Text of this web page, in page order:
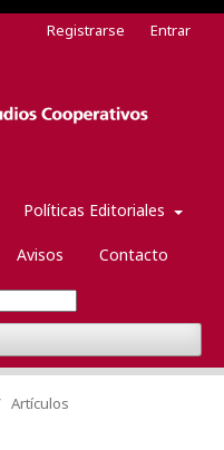
Políticas Editoriales
Avisos Contacto
Registrarse Entrar
Artículos